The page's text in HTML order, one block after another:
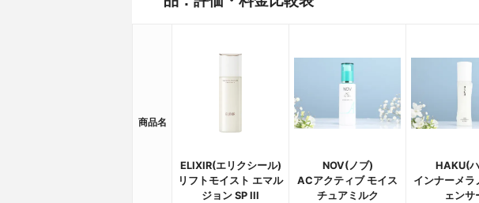
商品名
ELIXIR(エリクシール)
リフトモイスト エマル
ジョン SP III
NOV(ノブ)
ACアクティブ モイス
チュアミルク
HAKU(
インナーメラ
ェンサ